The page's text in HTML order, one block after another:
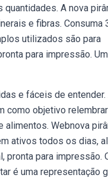
A nova
e fibras. Consuma
utilizados são para
para impressão.
e fáceis de entender.
como objetivo
alimentos. Webnova
ativos todos os dias,
pronta para impressão.
é uma representação